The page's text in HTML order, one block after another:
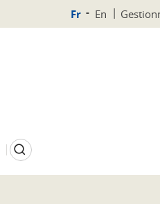
Fr En
Rechercher